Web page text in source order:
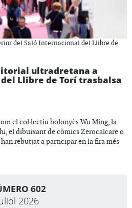
del Saló Internacional del Llibre de
ultradretana a
Llibre de Torí trasbalsa
el col·lectiu bolonyès Wu Ming, la
el dibuixant de còmics Zerocalcare o
rebutjat a participar en la fira més
602
2026